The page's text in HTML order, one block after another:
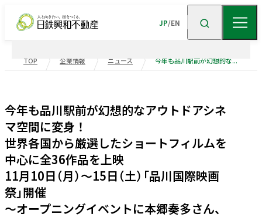
企業情報
企業情報TOP トップメッセージ
企業理念 会社概要
沿革 事業・ポートフォリ
ニュース
事業紹介
サステナビリティ
JP/EN
TOP 企業情報 ニュース
今年も品川駅前が幻想的なアウトドアシネ
マ空間に変身！
世界各国から厳選したショートフィルムを
中心に全36作品を上映
11月10日（月）～15日（土）「品川国際映画
祭」開催
～オープニングイベントに本郷奏多さん、